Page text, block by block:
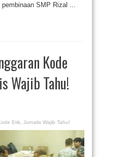
SMP Rizal ...
Kode
Wajib Tahu!
Etik, Jurnalis Wajib Tahu!